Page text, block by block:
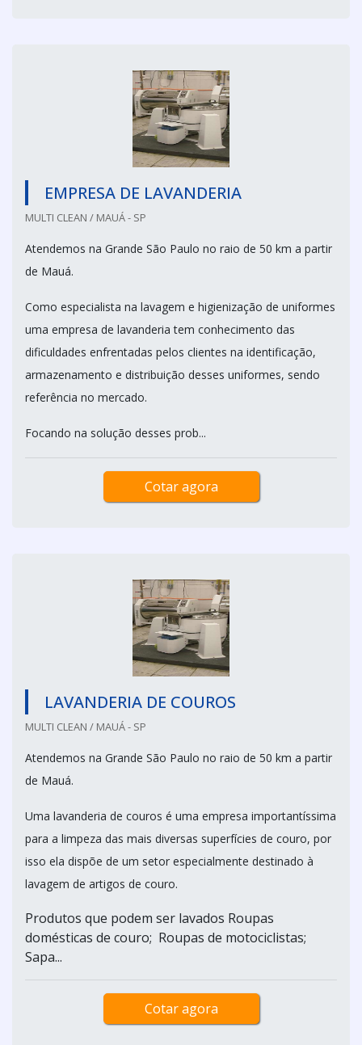
EMPRESA DE LAVANDERIA
MULTI CLEAN / MAUÁ - SP
Atendemos na Grande São Paulo no raio de 50 km a partir
de Mauá.
Como especialista na lavagem e higienização de uniformes
uma empresa de lavanderia tem conhecimento das
dificuldades enfrentadas pelos clientes na identificação,
armazenamento e distribuição desses uniformes, sendo
referência no mercado.
Focando na solução desses prob...
Cotar agora
LAVANDERIA DE COUROS
MULTI CLEAN / MAUÁ - SP
Atendemos na Grande São Paulo no raio de 50 km a partir
de Mauá.
Uma lavanderia de couros é uma empresa importantíssima
para a limpeza das mais diversas superfícies de couro, por
isso ela dispõe de um setor especialmente destinado à
lavagem de artigos de couro.
Produtos que podem ser lavados Roupas
domésticas de couro; Roupas de motociclistas;
Sapa...
Cotar agora